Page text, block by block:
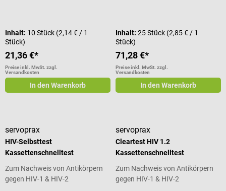
Inhalt: 10 Stück (2,14 € / 1
Stück)
21,36 €*
Preise inkl. MwSt. zzgl.
Versandkosten
In den Warenkorb
Inhalt:25 Stück (2,85 € / 1
Stück)
71,28 €*
Preise inkl. MwSt. zzgl.
Versandkosten
In den Warenkorb
servoprax
HIV-Selbsttest
Kassettenschnelltest
Zum Nachweis von Antikörpern
gegen HIV-1 & HIV-2
servoprax
Cleartest HIV 1.2
Kassettenschnelltest
Zum Nachweis von Antikörpern
gegen HIV-1 & HIV-2